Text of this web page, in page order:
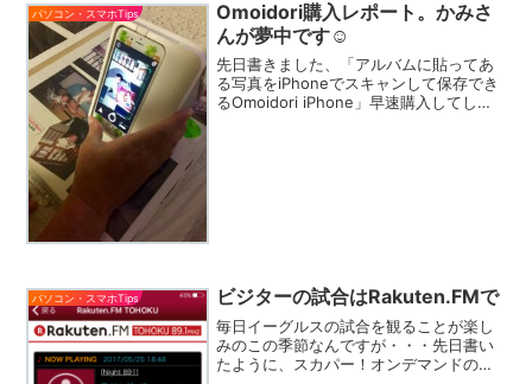
らの復興を図ろうとする中小企業者が取
組む一連の経営課題に対し...
パソコン・スマホTips
Omoidori購入レポート。かみさ
んが夢中です☺
先日書きました、「アルバムに貼ってあ
る写真をiPhoneでスキャンして保存でき
るOmoidori iPhone」早速購入してしま
パソコン・スマホTips ビジターの試合はRakuten.FMで
毎日イーグルスの試合を観ることが楽し
みのこの季節なんですが・・・先日書い
たように、スカパー！オンデマンドのサ